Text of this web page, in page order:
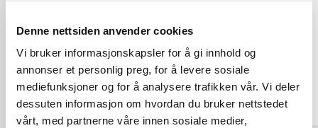
Denne nettsiden anvender cookies
Vi bruker informasjonskapsler for å gi innhold og
annonser et personlig preg, for å levere sosiale
mediefunksjoner og for å analysere trafikken vår. Vi deler
dessuten informasjon om hvordan du bruker nettstedet
vårt, med partnerne våre innen sosiale medier,